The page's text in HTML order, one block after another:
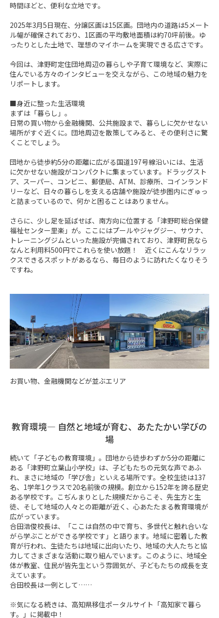
時間ほどと、便利な立地です。
2025年3月5日現在、分譲区画は15区画。団地内の道路は5メート
ル幅が確保されており、1区画の平均敷地面積は約70坪前後。ゆ
ったりとした土地で、理想のマイホームを実現できる広さです。
今回は、津野町定住団地周辺の暮らしや子育て環境など、実際に
住んでいる方々のインタビューを交えながら、この地域の魅力を
リポートします。
■身近に整った生活環境
まずは「暮らし」。
日常の買い物から金融機関、公共施設まで、暮らしに欠かせない
場所がすぐ近くに。団地周辺を散策してみると、その便利さに驚
くことでしょう。
団地から徒歩約5分の距離に広がる国道197号線沿いには、生活
に欠かせない施設がコンパクトに集まっています。ドラッグスト
ア、スーパー、コンビニ、郵便局、ATM、診療所、コインランド
リーなど、日々の暮らしを支える店舗や施設が徒歩圏内にぎゅっ
と詰まっているので、何かと困ることはありません。
さらに、少し足を延ばせば、南方向に位置する「津野町総合保健
福祉センター里楽」が。ここにはプールやジャグジー、サウナ、
トレーニングジムといった施設が完備されており、津野町民なら
なんと利用料500円でこれらを使い放題！　近くにこんなリラッ
クスできるスポットがあるなら、毎日のように訪れたくなりそう
ですね。
お買い物、金融機関などが並ぶエリア
教育環境― 自然と地域が育む、あたたかい学びの
場
続いて「子どもの教育環境」。団地から徒歩わずか5分の距離に
ある「津野町立葉山小学校」は、子どもたちの元気な声であふ
れ、まさに地域の「学び舎」といえる場所です。全校生徒は137
名、1学年1クラスで20名前後の規模。創立から152年を誇る歴史
ある学校です。こぢんまりとした規模だからこそ、先生方と生
徒、そして地域の人々との距離が近く、心あたたまる教育環境が
広がっています。
合田浩俊校長は、「ここは自然の中で育ち、多世代と触れ合いな
がら学ぶことができる学校です」と語ります。地域に密着した教
育が行われ、生徒たちは地域に出向いたり、地域の大人たちと協
力してさまざまな活動に取り組んでいます。このように、地域全
体が教室、住民が皆先生という雰囲気が、子どもたちの成長を支
えています。
合田校長は一例として……
※気になる続きは、高知県移住ポータルサイト「高知家で暮ら
す。」に掲載中！